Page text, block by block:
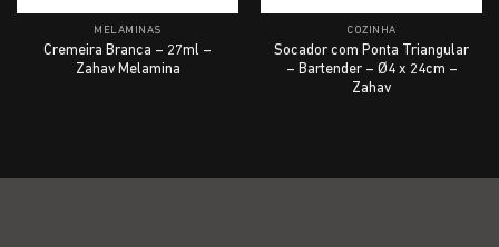
MELAMINAS
Cremeira Branca – 27ml –
Zahav Melamina
COZINHA
Socador com Ponta Triangular
– Bartender – Ø4 x 24cm –
Zahav